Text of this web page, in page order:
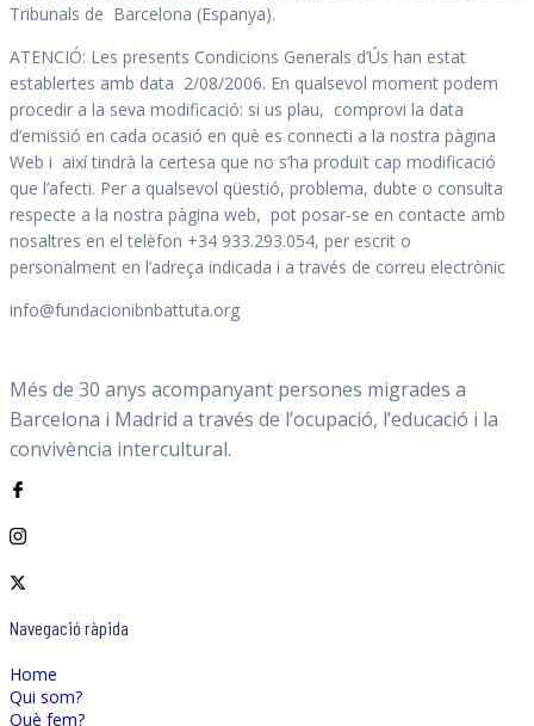
Tribunals de Barcelona (Espanya).
ATENCIÓ: Les presents Condicions Generals d’Ús han estat
establertes amb data 2/08/2006. En qualsevol moment podem
procedir a la seva modificació: si us plau, comprovi la data
d’emissió en cada ocasió en què es connecti a la nostra pàgina
Web i així tindrà la certesa que no s’ha produït cap modificació
que l’afecti. Per a qualsevol qüestió, problema, dubte o consulta
respecte a la nostra pàgina web, pot posar-se en contacte amb
nosaltres en el telèfon +34 933.293.054, per escrit o
personalment en l’adreça indicada i a través de correu electrònic
info@fundacionibnbattuta.org
Més de 30 anys acompanyant persones migrades a
Barcelona i Madrid a través de l’ocupació, l’educació i la
convivència intercultural.
Navegació ràpida
Home
Qui som?
Què fem?